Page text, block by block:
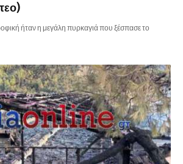
ήταν η μεγάλη πυρκαγιά που ξέσπασε το